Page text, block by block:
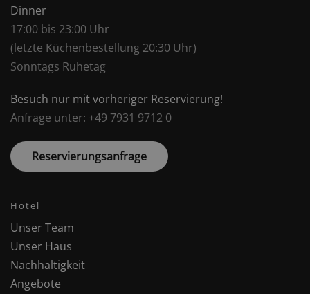
Dinner
17:00 bis 23:00 Uhr
(letzte Küchenbestellung 20:30 Uhr)
Sonntags Ruhetag
Besuch nur mit vorheriger Reservierung!
Anfrage unter: +49 7931 9712 0
Reservierungsanfrage
Hotel
Unser Team
Unser Haus
Nachhaltigkeit
Angebote